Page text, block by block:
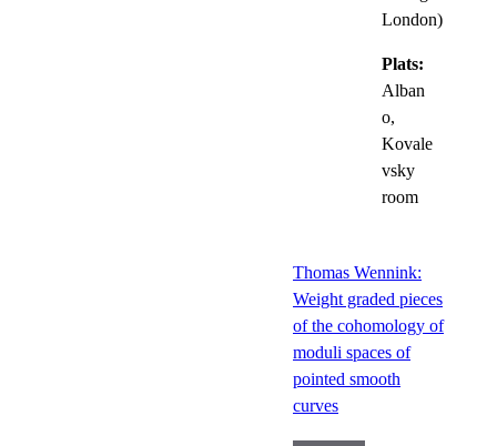
London)
Plats:
Alban
o,
Kovale
vsky
room
Thomas Wennink:
Weight graded pieces
of the cohomology of
moduli spaces of
pointed smooth
curves